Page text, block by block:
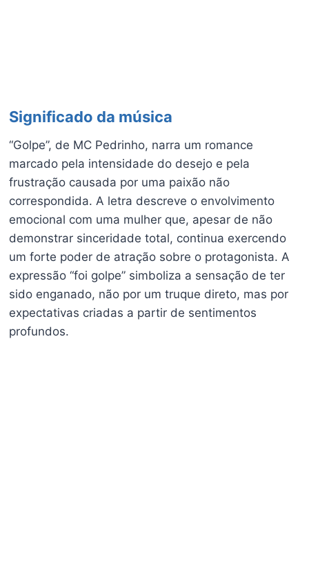
Significado da música
“Golpe”, de MC Pedrinho, narra um romance
marcado pela intensidade do desejo e pela
frustração causada por uma paixão não
correspondida. A letra descreve o envolvimento
emocional com uma mulher que, apesar de não
demonstrar sinceridade total, continua exercendo
um forte poder de atração sobre o protagonista. A
expressão “foi golpe” simboliza a sensação de ter
sido enganado, não por um truque direto, mas por
expectativas criadas a partir de sentimentos
profundos.